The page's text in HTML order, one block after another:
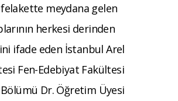
meydana gelen
herkesi derinden
ifade eden İstanbul Arel
Fen-Edebiyat Fakültesi
Dr. Öğretim Üyesi